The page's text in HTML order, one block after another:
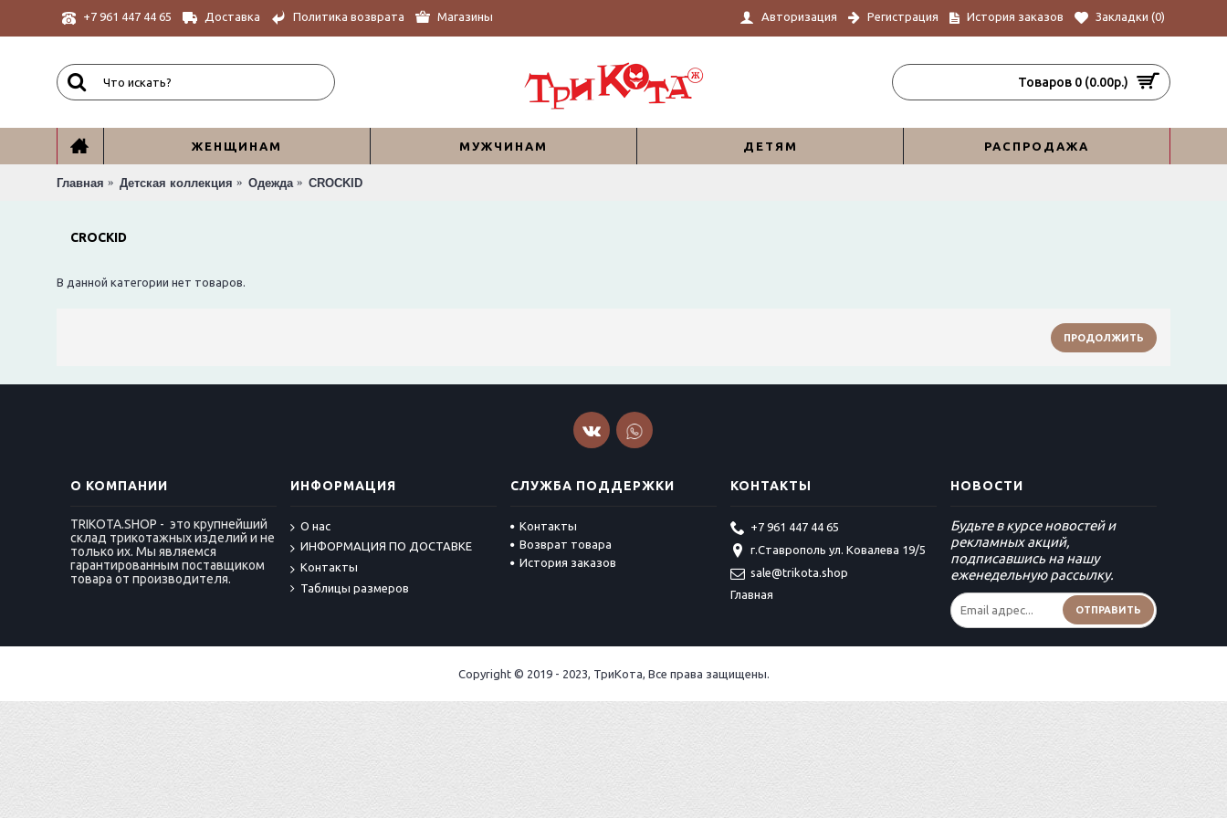
+7 961 447 44 65 Доставка Политика возврата Магазины Авторизация Регистрация История заказов Закладки (0)
Товаров 0 (0.00р.)
ЖЕНЩИНАМ МУЖЧИНАМ ДЕТЯМ РАСПРОДАЖА
Главная Детская коллекция Одежда CROCKID
CROCKID
В данной категории нет товаров.
ПРОДОЛЖИТЬ
О КОМПАНИИ
TRIKOTA.SHOP - это крупнейший
склад трикотажных изделий и не
только их. Мы являемся
гарантированным поставщиком
товара от производителя.
ИНФОРМАЦИЯ
О нас
ИНФОРМАЦИЯ ПО ДОСТАВКЕ
Контакты
Таблицы размеров
СЛУЖБА ПОДДЕРЖКИ
Контакты
Возврат товара
История заказов
КОНТАКТЫ
+7 961 447 44 65
г.Ставрополь ул. Ковалева 19/5
sale@trikota.shop
Главная
НОВОСТИ
Будьте в курсе новостей и
рекламных акций,
подписавшись на нашу
еженедельную рассылку.
ОТПРАВИТЬ
Copyright © 2019 - 2023, ТриКота, Все права защищены.